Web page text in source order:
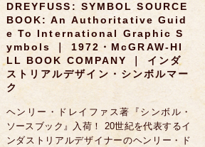
DREYFUSS: SYMBOL SOURCE
BOOK: An Authoritative Guid
E To International Graphic S
Ymbols ｜ 1972・McGRAW-HI
LL BOOK COMPANY ｜ インダ
ストリアルデザイン・シンボルマー
ク
ヘンリー・ドレイファス著『シンボル・
ソースブック』入荷！ 20世紀を代表するイ
ンダストリアルデザイナーのヘンリー・ド